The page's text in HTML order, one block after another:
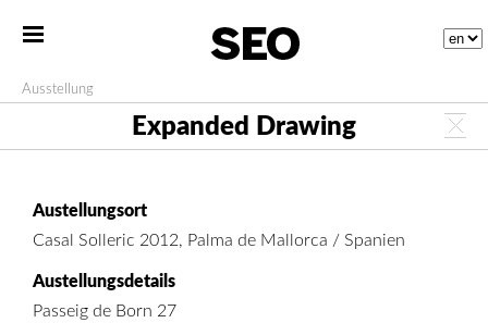
Expanded Drawing
Ausstellung
Austellungsort
Casal Solleric 2012, Palma de Mallorca / Spanien
Austellungsdetails
Passeig de Born 27